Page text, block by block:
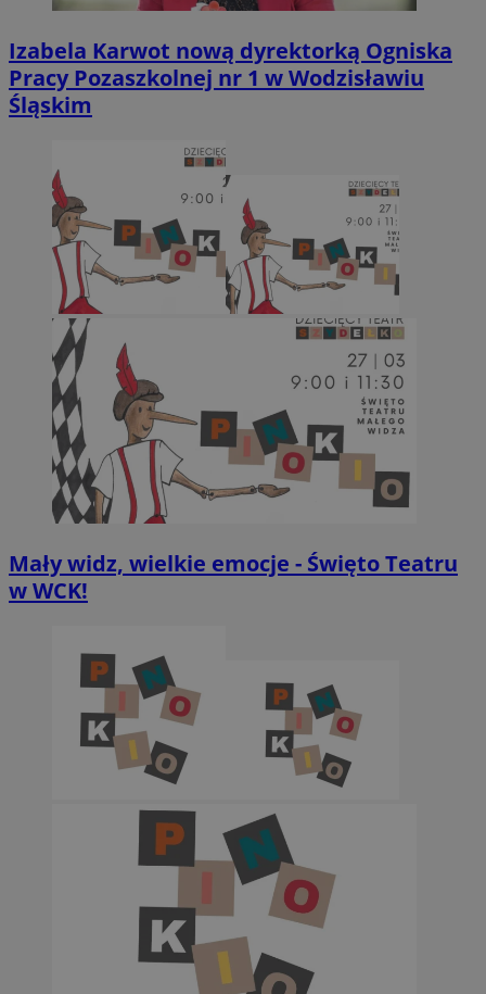
Izabela Karwot nową dyrektorką Ogniska
Pracy Pozaszkolnej nr 1 w Wodzisławiu
Śląskim
Mały widz, wielkie emocje - Święto Teatru
w WCK!